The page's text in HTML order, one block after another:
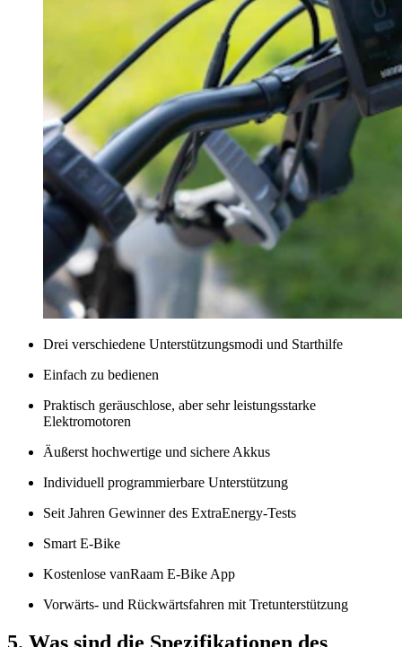
Drei verschiedene Unterstützungsmodi und Starthilfe
Einfach zu bedienen
Praktisch geräuschlose, aber sehr leistungsstarke
Elektromotoren
Äußerst hochwertige und sichere Akkus
Individuell programmierbare Unterstützung
Seit Jahren Gewinner des ExtraEnergy-Tests
Smart E-Bike
Kostenlose vanRaam E-Bike App
Vorwärts- und Rückwärtsfahren mit Tretunterstützung
5. Was sind die Spezifikationen des